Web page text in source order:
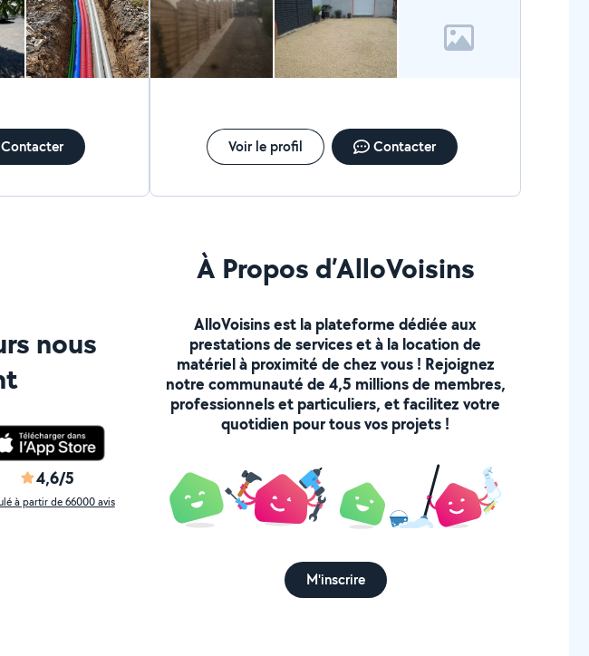
Contacter Voir le profil Contacter
nous
4,6/5
à partir de 66000 avis
À Propos d’AlloVoisins
AlloVoisins est la plateforme dédiée aux
prestations de services et à la location de
matériel à proximité de chez vous ! Rejoignez
notre communauté de 4,5 millions de membres,
professionnels et particuliers, et facilitez votre
quotidien pour tous vos projets !
M'inscrire